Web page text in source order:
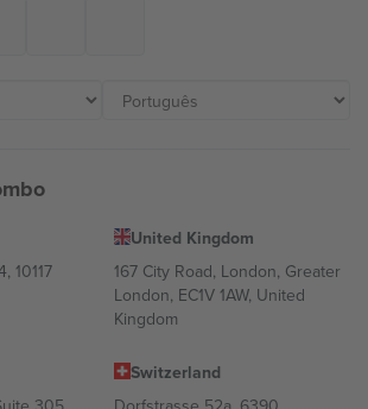
10117
United Kingdom
167 City Road, London, Greater
London, EC1V 1AW, United
Kingdom
Switzerland